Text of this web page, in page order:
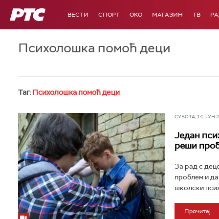
РТС ВЕСТИ СПОРТ OKO МАГАЗИН ТВ
Психолошка помоћ деци
Таг: Психолошка помоћ деци
СУБОТА, 14. ЈУН
Један
реши
За рад с
проблем и
школски
Прочитај